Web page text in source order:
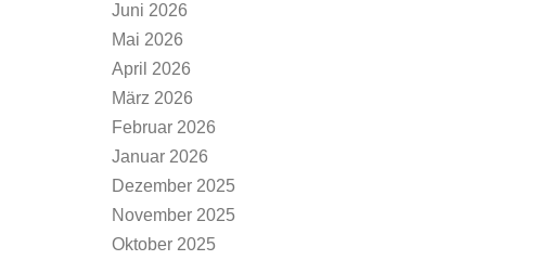
Juni 2026
Mai 2026
April 2026
März 2026
Februar 2026
Januar 2026
Dezember 2025
November 2025
Oktober 2025